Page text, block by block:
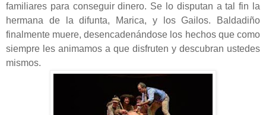
familiares para conseguir dinero. Se lo disputan a tal fin la
hermana de la difunta, Marica, y los Gailos. Baldadiño
finalmente muere, desencadenándose los hechos que como
siempre les animamos a que disfruten y descubran ustedes
mismos.